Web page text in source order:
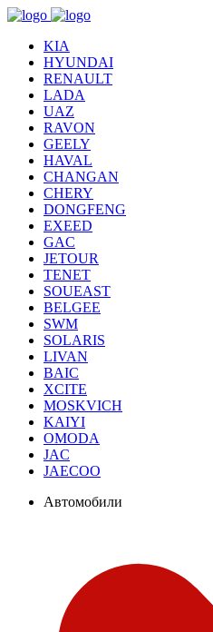
KIA
HYUNDAI
RENAULT
LADA
UAZ
RAVON
GEELY
HAVAL
CHANGAN
CHERY
DONGFENG
EXEED
GAC
JETOUR
TENET
SOUEAST
BELGEE
SWM
SOLARIS
LIVAN
BAIC
XCITE
MOSKVICH
KAIYI
OMODA
JAC
JAECOO
Автомобили